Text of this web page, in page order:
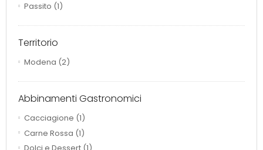
Passito (1)
Territorio
Modena (2)
Abbinamenti Gastronomici
Cacciagione (1)
Carne Rossa (1)